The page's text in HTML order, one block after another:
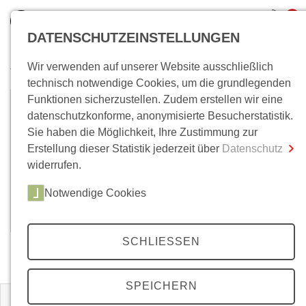
inkl. MwSt.
0,00 €
Zum Warenkorb Zur Kasse
Wo bin ich?
Michael Riekenberg
Michael Riekenberg, Prof. Dr. em., Historiker, ist
emeritierter Professor für Vergleichende
Geschichtswissenschaft und Ibero-Amerikanische
Geschichte an der Universität Leipzig. (Stand: Juni
Zeitschriften
DATENSCHUTZEINSTELLUNGEN
Wir verwenden auf unserer Website ausschließlich
technisch notwendige Cookies, um die grundlegenden
Funktionen sicherzustellen. Zudem erstellen wir eine
datenschutzkonforme, anonymisierte Besucherstatistik.
Sie haben die Möglichkeit, Ihre Zustimmung zur
Erstellung dieser Statistik jederzeit über Datenschutz
widerrufen.
Notwendige Cookies
SCHLIESSEN
SPEICHERN